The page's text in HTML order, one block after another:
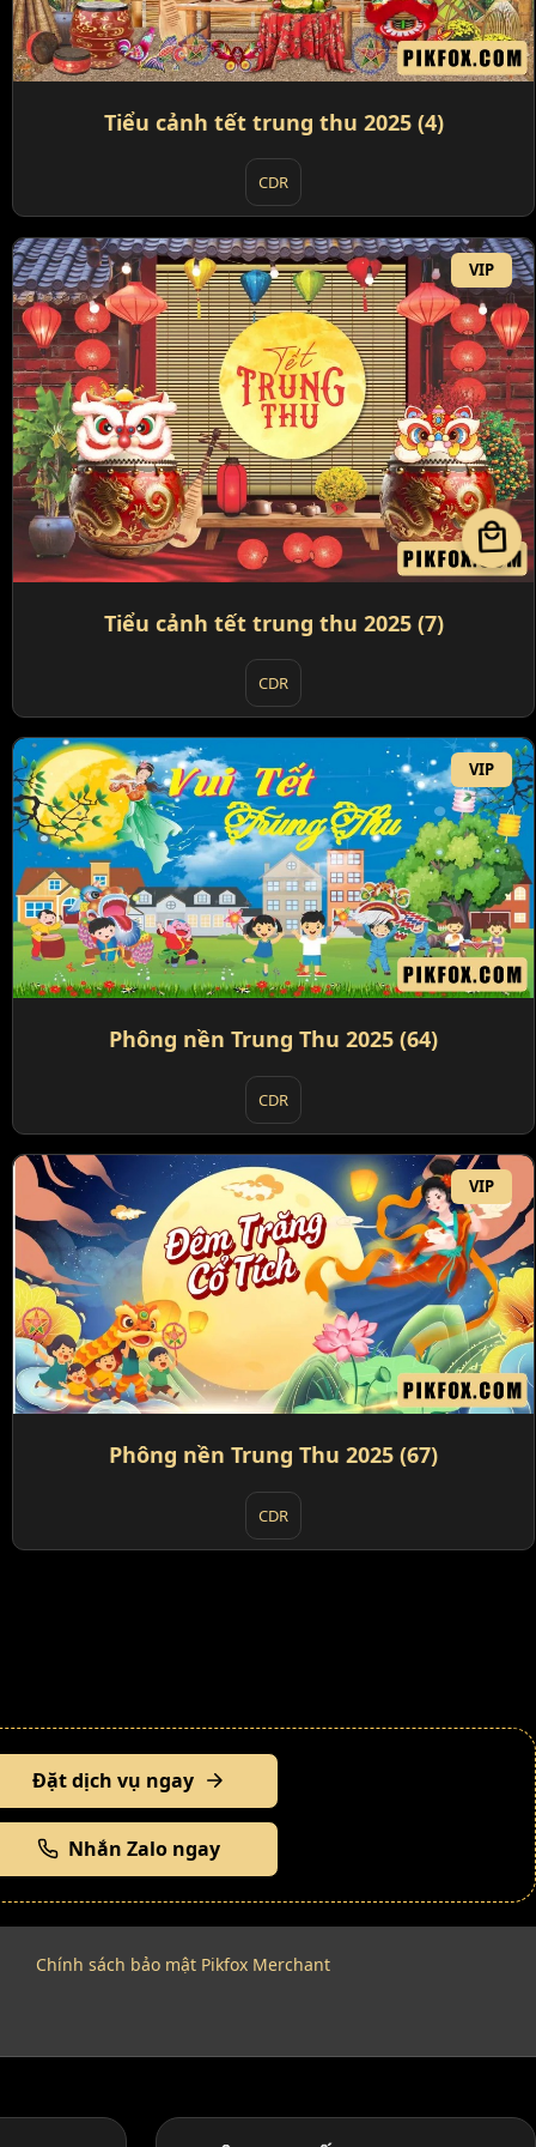
Tiểu cảnh tết trung thu 2025 (4)
CDR
VIP
Tiểu cảnh tết trung thu 2025 (7)
CDR
VIP
Phông nền Trung Thu 2025 (64)
CDR
VIP
Phông nền Trung Thu 2025 (67)
CDR
Đặt dịch vụ ngay
Nhắn Zalo ngay
Chính sách bảo mật Pikfox Merchant
local_mall